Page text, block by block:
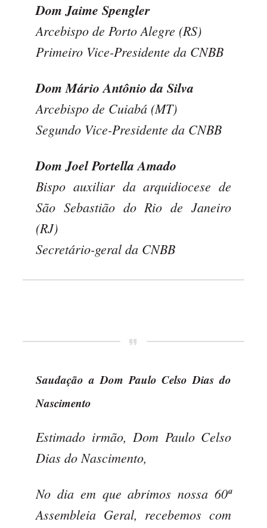
Dom Jaime Spengler
Arcebispo de Porto Alegre (RS)
Primeiro Vice-Presidente da CNBB
Dom Mário Antônio da Silva
Arcebispo de Cuiabá (MT)
Segundo Vice-Presidente da CNBB
Dom Joel Portella Amado
Bispo auxiliar da arquidiocese de
São Sebastião do Rio de Janeiro
(RJ)
Secretário-geral da CNBB
Saudação a Dom Paulo Celso Dias do
Nascimento
Estimado irmão, Dom Paulo Celso
Dias do Nascimento,
No dia em que abrimos nossa 60ª
Assembleia Geral, recebemos com